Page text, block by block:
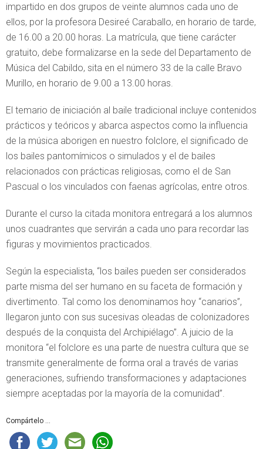
impartido en dos grupos de veinte alumnos cada uno de
ellos, por la profesora Desireé Caraballo, en horario de tarde,
de 16.00 a 20.00 horas. La matrícula, que tiene carácter
gratuito, debe formalizarse en la sede del Departamento de
Música del Cabildo, sita en el número 33 de la calle Bravo
Murillo, en horario de 9.00 a 13.00 horas.
El temario de iniciación al baile tradicional incluye contenidos
prácticos y teóricos y abarca aspectos como la influencia
de la música aborigen en nuestro folclore, el significado de
los bailes pantomímicos o simulados y el de bailes
relacionados con prácticas religiosas, como el de San
Pascual o los vinculados con faenas agrícolas, entre otros.
Durante el curso la citada monitora entregará a los alumnos
unos cuadrantes que servirán a cada uno para recordar las
figuras y movimientos practicados.
Según la especialista, “los bailes pueden ser considerados
parte misma del ser humano en su faceta de formación y
divertimento. Tal como los denominamos hoy “canarios”,
llegaron junto con sus sucesivas oleadas de colonizadores
después de la conquista del Archipiélago”. A juicio de la
monitora “el folclore es una parte de nuestra cultura que se
transmite generalmente de forma oral a través de varias
generaciones, sufriendo transformaciones y adaptaciones
siempre aceptadas por la mayoría de la comunidad”.
Compártelo ...